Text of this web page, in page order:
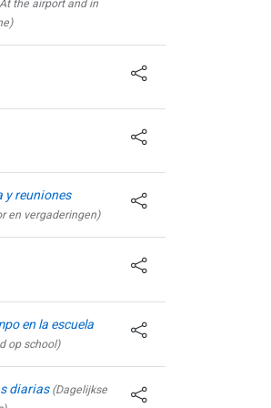
the airport and in
y reuniones
en vergaderingen)
en la escuela
op school)
diarias (Dagelijkse